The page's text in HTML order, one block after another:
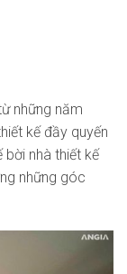
những năm
kế đầy quyến
bời nhà thiết kế
những góc